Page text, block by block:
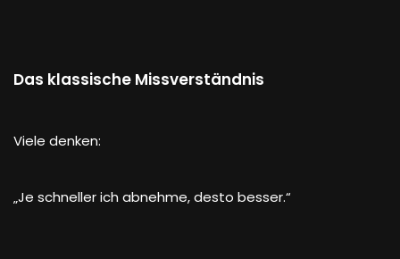
Das klassische Missverständnis
Viele denken:
„Je schneller ich abnehme, desto besser.“